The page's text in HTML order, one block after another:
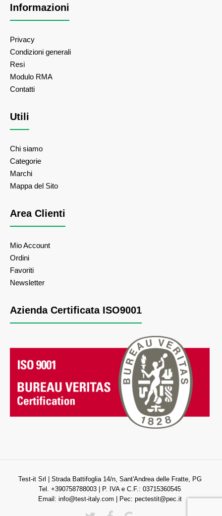
Informazioni
Privacy
Condizioni generali
Resi
Modulo RMA
Contatti
Utili
Chi siamo
Categorie
Marchi
Mappa del Sito
Area Clienti
Mio Account
Ordini
Favoriti
Newsletter
Azienda Certificata ISO9001
Test-it Srl | Strada Battifoglia 14/n, Sant'Andrea delle Fratte, PG
Tel. +390758788003 | P. IVA e C.F.: 03715360545
Email: info@test-italy.com | Pec: pectestit@pec.it